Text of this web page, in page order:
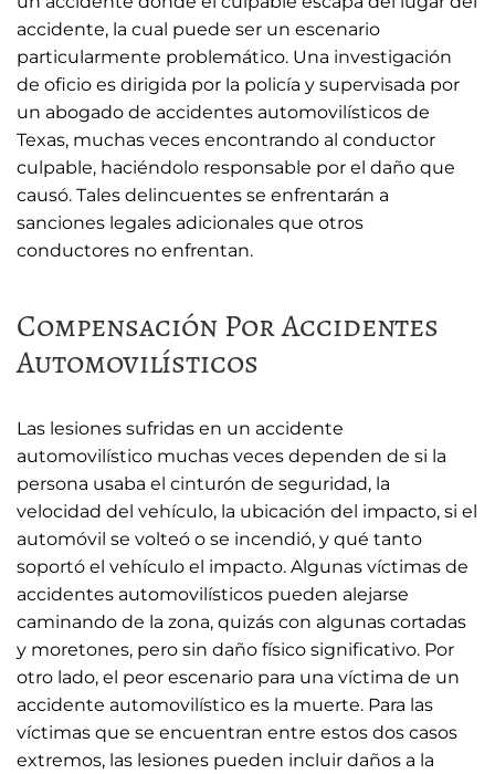
accidente, la cual puede ser un escenario
particularmente problemático. Una investigación
de oficio es dirigida por la policía y supervisada por
un abogado de accidentes automovilísticos de
Texas, muchas veces encontrando al conductor
culpable, haciéndolo responsable por el daño que
causó. Tales delincuentes se enfrentarán a
sanciones legales adicionales que otros
conductores no enfrentan.
Compensación Por Accidentes
Automovilísticos
Las lesiones sufridas en un accidente
automovilístico muchas veces dependen de si la
persona usaba el cinturón de seguridad, la
velocidad del vehículo, la ubicación del impacto, si el
automóvil se volteó o se incendió, y qué tanto
soportó el vehículo el impacto. Algunas víctimas de
accidentes automovilísticos pueden alejarse
caminando de la zona, quizás con algunas cortadas
y moretones, pero sin daño físico significativo. Por
otro lado, el peor escenario para una víctima de un
accidente automovilístico es la muerte. Para las
víctimas que se encuentran entre estos dos casos
extremos, las lesiones pueden incluir daños a la